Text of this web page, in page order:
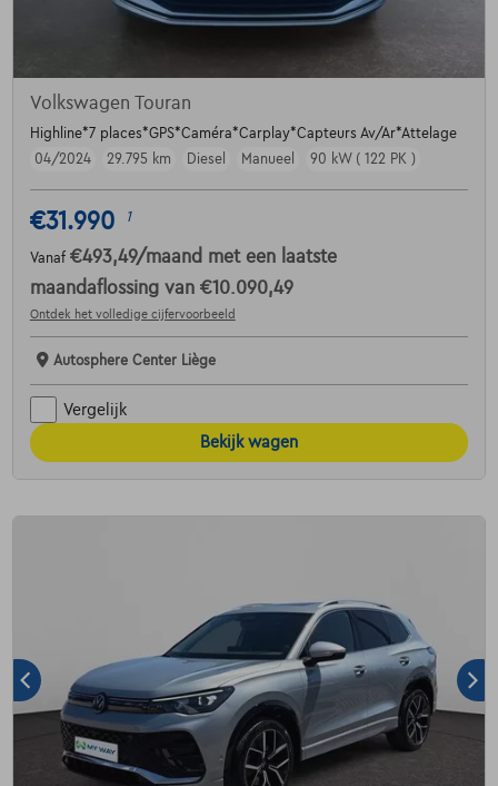
Volkswagen Touran
Highline*7 places*GPS*Caméra*Carplay*Capteurs Av/Ar*Attelage
04/2024
29.795 km Diesel Manueel 90 kW ( 122 PK )
€31.990 1
Vanaf €493,49/maand met een laatste
maandaflossing van €10.090,49
Ontdek het volledige cijfervoorbeeld
Autosphere Center Liège
Vergelijk
Bekijk wagen